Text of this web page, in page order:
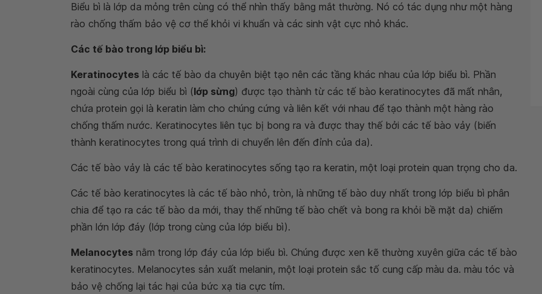
Biểu bì là lớp da mỏng trên cùng có thể nhìn thấy bằng mắt thường. Nó có tác dụng như một hàng
rào chống thấm bảo vệ cơ thể khỏi vi khuẩn và các sinh vật cực nhỏ khác.
Các tế bào trong lớp biểu bì:
Keratinocytes là các tế bào da chuyên biệt tạo nên các tầng khác nhau của lớp biểu bì. Phần
ngoài cùng của lớp biểu bì (lớp sừng) được tạo thành từ các tế bào keratinocytes đã mất nhân,
chứa protein gọi là keratin làm cho chúng cứng và liên kết với nhau để tạo thành một hàng rào
chống thấm nước. Keratinocytes liên tục bị bong ra và được thay thế bởi các tế bào vảy (biến
thành keratinocytes trong quá trình di chuyển lên đến đỉnh của da).
Các tế bào vảy là các tế bào keratinocytes sống tạo ra keratin, một loại protein quan trọng cho da.
Các tế bào keratinocytes là các tế bào nhỏ, tròn, là những tế bào duy nhất trong lớp biểu bì phân
chia để tạo ra các tế bào da mới, thay thế những tế bào chết và bong ra khỏi bề mặt da) chiếm
phần lớn lớp đáy (lớp trong cùng của lớp biểu bì).
Melanocytes nằm trong lớp đáy của lớp biểu bì. Chúng được xen kẽ thường xuyên giữa các tế bào
keratinocytes. Melanocytes sản xuất melanin, một loại protein sắc tố cung cấp màu da. màu tóc và
bảo vệ chống lại tác hại của bức xạ tia cực tím.